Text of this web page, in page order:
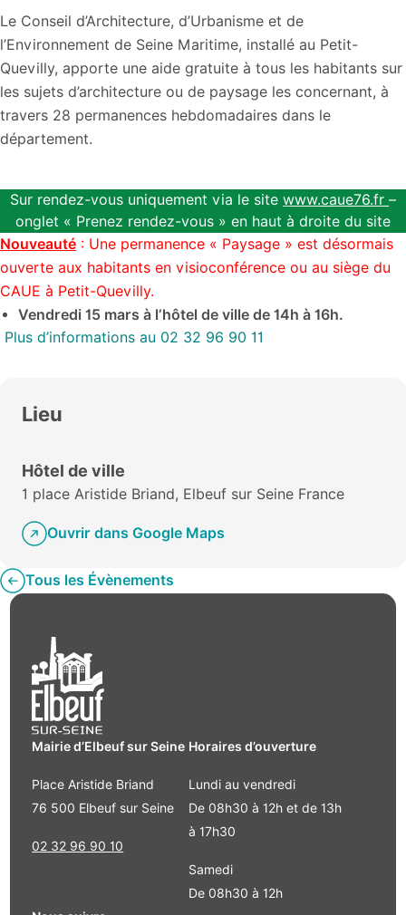
Le Conseil d’Architecture, d’Urbanisme et de
l’Environnement de Seine Maritime, installé au Petit-
Quevilly, apporte une aide gratuite à tous les habitants sur
les sujets d’architecture ou de paysage les concernant, à
travers 28 permanences hebdomadaires dans le
département.
Sur rendez-vous uniquement via le site www.caue76.fr –
onglet « Prenez rendez-vous » en haut à droite du site
Nouveauté : Une permanence « Paysage » est désormais
ouverte aux habitants en visioconférence ou au siège du
CAUE à Petit-Quevilly.
Vendredi 15 mars à l’hôtel de ville de 14h à 16h.
Plus d’informations au 02 32 96 90 11
Lieu
Hôtel de ville
1 place Aristide Briand, Elbeuf sur Seine France
Ouvrir dans Google Maps
Tous les Évènements
Mairie d’Elbeuf sur Seine
Place Aristide Briand
76 500 Elbeuf sur Seine
02 32 96 90 10
Horaires d’ouverture
Lundi au vendredi
De 08h30 à 12h et de 13h
à 17h30
Samedi
De 08h30 à 12h